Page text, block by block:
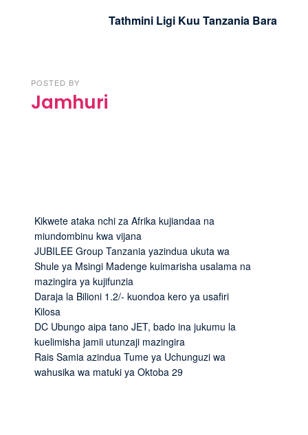
Tathmini Ligi Kuu Tanzania Bara
POSTED BY
Jamhuri
Kikwete ataka nchi za Afrika kujiandaa na
miundombinu kwa vijana
JUBILEE Group Tanzania yazindua ukuta wa
Shule ya Msingi Madenge kuimarisha usalama na
mazingira ya kujifunzia
Daraja la Bilioni 1.2/- kuondoa kero ya usafiri
Kilosa
DC Ubungo aipa tano JET, bado ina jukumu la
kuelimisha jamii utunzaji mazingira
Rais Samia azindua Tume ya Uchunguzi wa
wahusika wa matuki ya Oktoba 29